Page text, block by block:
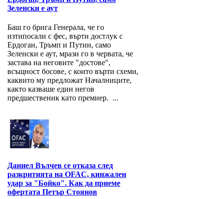
Зеленски е аут
Баш го брига Генерала, че го
изтипосали с фес, върти достлук с
Ердоган, Тръмп и Путин, само
Зеленски е аут, мрази го в червата, че
застава на неговите "достове",
всъщност босове, с които върти схеми,
каквито му предложат Началниците,
както казваше един негов
предшественик като премиер. ...
Даниел Вълчев се отказа след
разкритията на OFAC, кинжален
удар за "Бойко". Как да приеме
офертата Петър Стоянов